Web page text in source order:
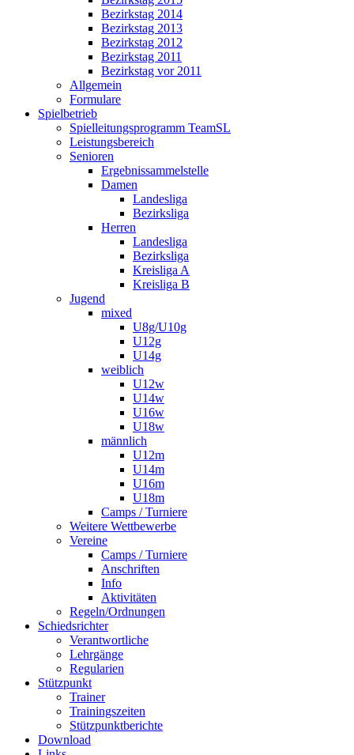
Bezirkstag 2014
Bezirkstag 2013
Bezirkstag 2012
Bezirkstag 2011
Bezirkstag vor 2011
Allgemein
Formulare
Spielbetrieb
Spielleitungsprogramm TeamSL
Leistungsbereich
Senioren
Ergebnissammelstelle
Damen
Landesliga
Bezirksliga
Herren
Landesliga
Bezirksliga
Kreisliga A
Kreisliga B
Jugend
mixed
U8g/U10g
U12g
U14g
weiblich
U12w
U14w
U16w
U18w
männlich
U12m
U14m
U16m
U18m
Camps / Turniere
Weitere Wettbewerbe
Vereine
Camps / Turniere
Anschriften
Info
Aktivitäten
Regeln/Ordnungen
Schiedsrichter
Verantwortliche
Lehrgänge
Regularien
Stützpunkt
Trainer
Trainingszeiten
Stützpunktberichte
Download